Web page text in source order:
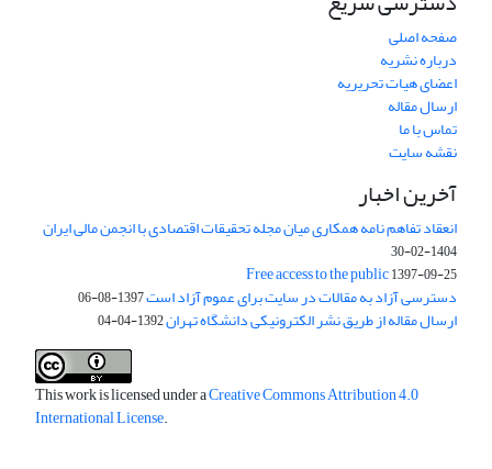
صفحه اصلی
درباره نشریه
اعضای هیات تحریریه
ارسال مقاله
تماس با ما
نقشه سایت
آخرین اخبار
انعقاد تفاهم نامه همکاری میان مجله تحقیقات اقتصادی با انجمن مالی ایران
1404-02-30
Free access to the public1397-09-25
دسترسی آزاد به مقالات در سایت برای عموم آزاد است1397-08-06
ارسال مقاله از طریق نشر الکترونیکی دانشگاه تهران1392-04-04
This work is licensed under aCreative Commons Attribution 4.0
International License.